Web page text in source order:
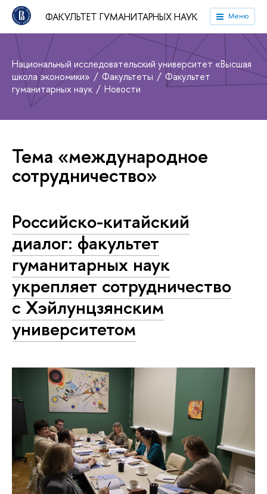
ФАКУЛЬТЕТ ГУМАНИТАРНЫХ НАУК Меню
Национальный исследовательский университет «Высшая
школа экономики»
Факультеты
Факультет
гуманитарных наук
Новости
Тема «международное
сотрудничество»
Российско-китайский
диалог: факультет
гуманитарных наук
укрепляет сотрудничество
с Хэйлунцзянским
университетом